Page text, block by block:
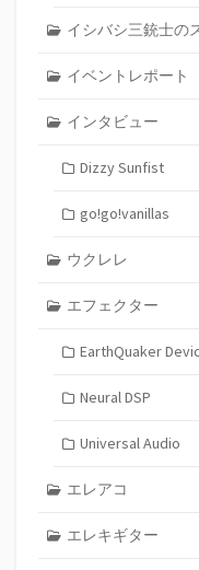
イシバシ三銃士の
イベントレポート
インタビュー
Dizzy Sunfist
go!go!vanillas
ウクレレ
エフェクター
EarthQuaker
Neural DSP
Universal Audio
エレアコ
エレキギター